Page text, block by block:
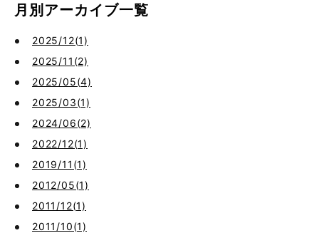
月別アーカイブ一覧
2025/12(1)
2025/11(2)
2025/05(4)
2025/03(1)
2024/06(2)
2022/12(1)
2019/11(1)
2012/05(1)
2011/12(1)
2011/10(1)